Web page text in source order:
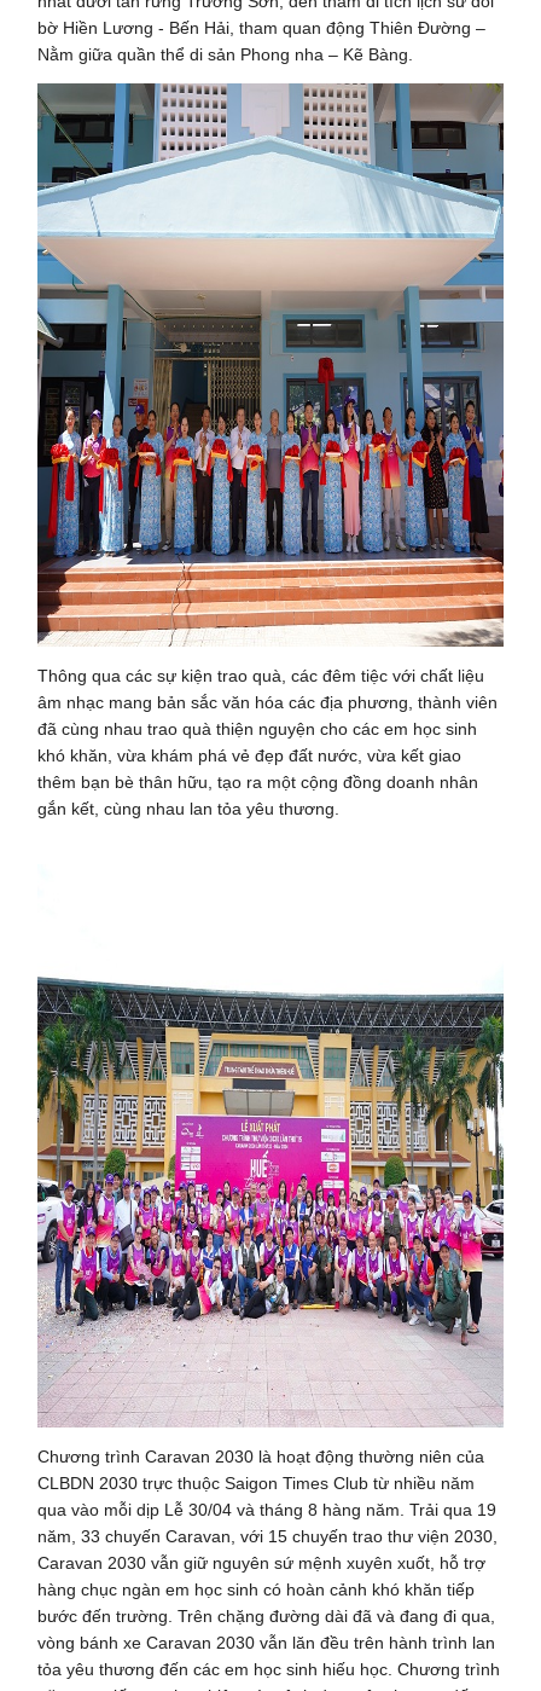
bờ Hiền Lương - Bến Hải, tham quan động Thiên Đường –
Nằm giữa quần thể di sản Phong nha – Kẽ Bàng.
Thông qua các sự kiện trao quà, các đêm tiệc với chất liệu
âm nhạc mang bản sắc văn hóa các địa phương, thành viên
đã cùng nhau trao quà thiện nguyện cho các em học sinh
khó khăn, vừa khám phá vẻ đẹp đất nước, vừa kết giao
thêm bạn bè thân hữu, tạo ra một cộng đồng doanh nhân
gắn kết, cùng nhau lan tỏa yêu thương.
Chương trình Caravan 2030 là hoạt động thường niên của
CLBDN 2030 trực thuộc Saigon Times Club từ nhiều năm
qua vào mỗi dịp Lễ 30/04 và tháng 8 hàng năm. Trải qua 19
năm, 33 chuyến Caravan, với 15 chuyến trao thư viện 2030,
Caravan 2030 vẫn giữ nguyên sứ mệnh xuyên xuốt, hỗ trợ
hàng chục ngàn em học sinh có hoàn cảnh khó khăn tiếp
bước đến trường. Trên chặng đường dài đã và đang đi qua,
vòng bánh xe Caravan 2030 vẫn lăn đều trên hành trình lan
tỏa yêu thương đến các em học sinh hiếu học. Chương trình